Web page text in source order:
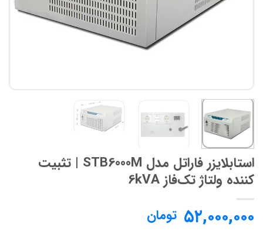
استابلایزر فاراتل مدل STB6000M | تثبیت
کننده ولتاژ تک‌فاز 6kVA
۵۲,۰۰۰,۰۰۰ تومان